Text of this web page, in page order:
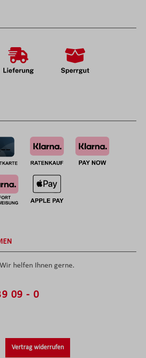
helfen Ihnen gerne.
09 - 0
Vertrag widerrufen